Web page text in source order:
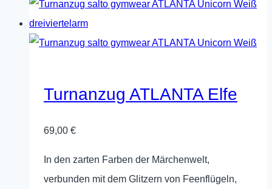
weist
Varianten
Optionen
der
Produktseite
Turnanzug ATLANTA Elfe
69,00 €
In den zarten Farben der Märchenwelt,
verbunden mit dem Glitzern von Feenflügeln,